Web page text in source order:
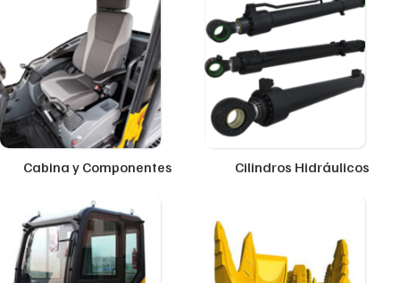
Cabina y Componentes Cilindros Hidráulicos